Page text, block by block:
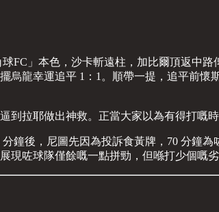
FC」本色，沙卡斬遠柱，加比爾頂返中
烏龍幸運追平 1：1。順帶一提，追平前
拉耶做出神救。正當大家以為有得打嘅
鐘後，尼圖先因為投訴食黃牌，70 分鐘
咗球隊僅餘嘅一點拼勁，但喺打少個嘅劣